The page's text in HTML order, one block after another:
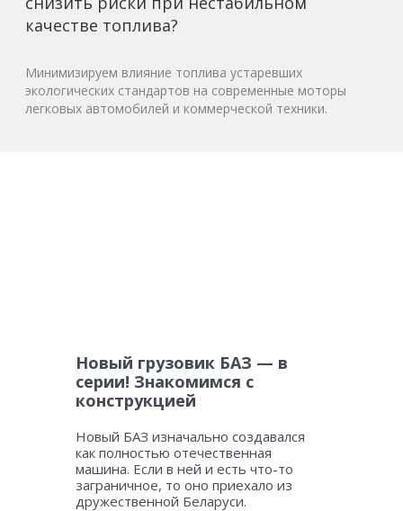
качестве топлива?
Минимизируем влияние топлива устаревших
экологических стандартов на современные моторы
легковых автомобилей и коммерческой техники.
Новый грузовик БАЗ — в
серии! Знакомимся с
конструкцией
Новый БАЗ изначально создавался
как полностью отечественная
машина. Если в ней и есть что-то
заграничное, то оно приехало из
дружественной Беларуси.